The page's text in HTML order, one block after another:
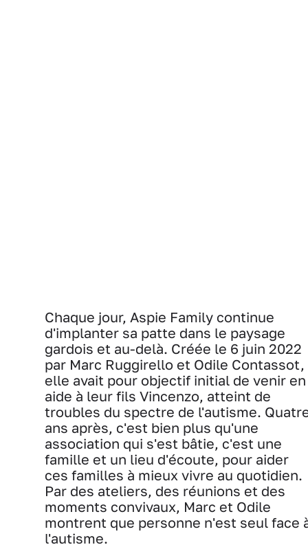
Chaque jour, Aspie Family continue
d'implanter sa patte dans le paysage
gardois et au-delà. Créée le 6 juin 2022
par Marc Ruggirello et Odile Contassot,
elle avait pour objectif initial de venir en
aide à leur fils Vincenzo, atteint de
troubles du spectre de l'autisme.
ans après, c'est bien plus qu'une
association qui s'est bâtie, c'est une
famille et un lieu d'écoute, pour aider
ces familles à mieux vivre au quotidien.
Par des ateliers, des réunions et des
moments convivaux, Marc et Odile
montrent que personne n'est seul face
l'autisme.